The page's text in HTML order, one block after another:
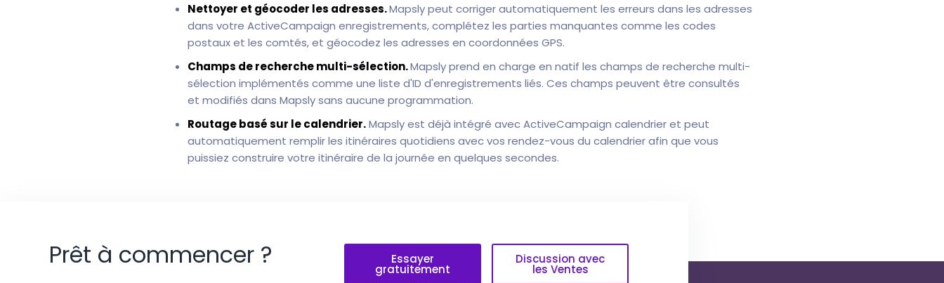
Nettoyer et géocoder les adresses.Mapsly peut corriger automatiquement les erreurs dans les adresses
dans votre ActiveCampaign enregistrements, complétez les parties manquantes comme les codes
postaux et les comtés, et géocodez les adresses en coordonnées GPS.
Champs de recherche multi-sélection.Mapsly prend en charge en natif les champs de recherche multi-
sélection implémentés comme une liste d'ID d'enregistrements liés. Ces champs peuvent être consultés
et modifiés dans Mapsly sans aucune programmation.
Routage basé sur le calendrier.Mapsly est déjà intégré avec ActiveCampaign calendrier et peut
automatiquement remplir les itinéraires quotidiens avec vos rendez-vous du calendrier afin que vous
puissiez construire votre itinéraire de la journée en quelques secondes.
Prêt à commencer ? Essayer
gratuitement
Discussion avec
les Ventes